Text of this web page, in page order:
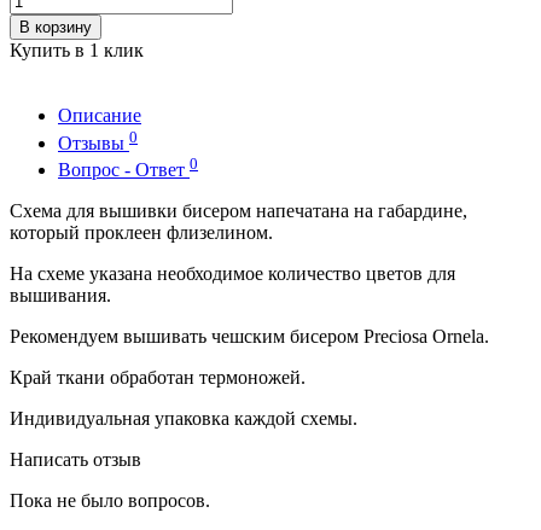
В корзину
Купить в 1 клик
Описание
Отзывы 0
Вопрос - Ответ 0
Схема для вышивки бисером напечатана на габардине,
который проклеен флизелином.
На схеме указана необходимое количество цветов для
вышивания.
Рекомендуем вышивать чешским бисером Preciosa Ornela.
Край ткани обработан термоножей.
Индивидуальная упаковка каждой схемы.
Написать отзыв
Пока не было вопросов.